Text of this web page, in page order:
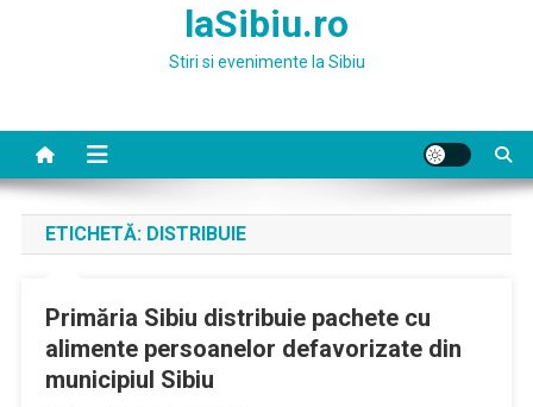
laSibiu.ro
Stiri si evenimente la Sibiu
ETICHETĂ: DISTRIBUIE
Primăria Sibiu distribuie pachete cu
alimente persoanelor defavorizate din
municipiul Sibiu